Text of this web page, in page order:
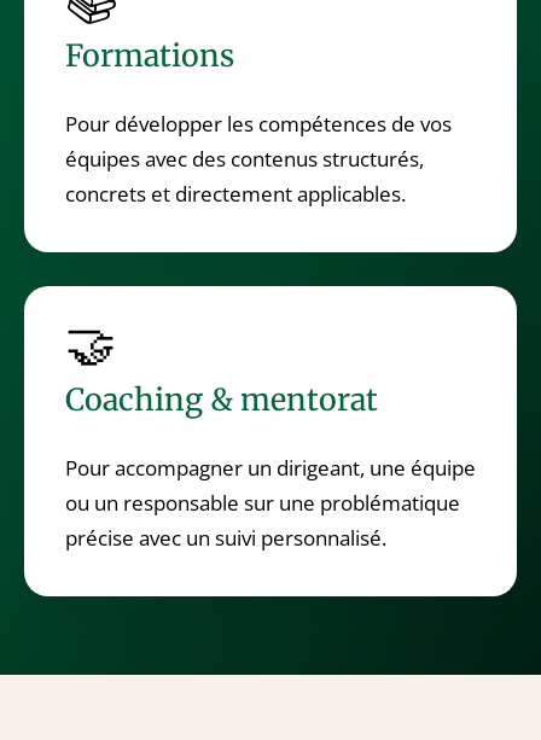
Formations
Pour développer les compétences de vos
équipes avec des contenus structurés,
concrets et directement applicables.
🤝
Coaching & mentorat
Pour accompagner un dirigeant, une équipe
ou un responsable sur une problématique
précise avec un suivi personnalisé.